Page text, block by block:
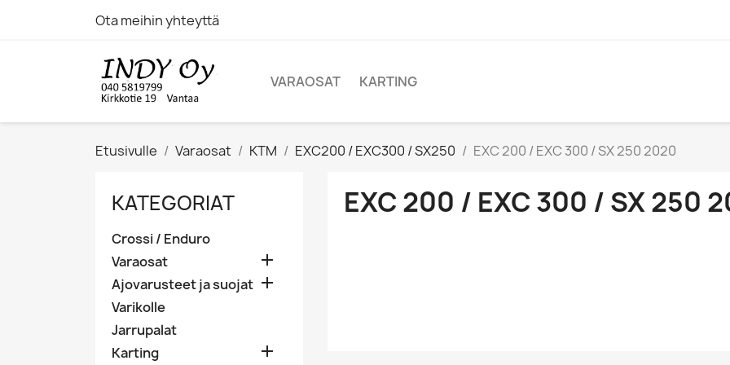
Ota meihin yhteyttä
VARAOSAT KARTING
Etusivulle Varaosat KTM EXC200 / EXC300 / SX250 EXC 200 / EXC 300 / SX 250 2020
KATEGORIAT
Crossi / Enduro
Varaosat

Ajovarusteet ja suojat 
Varikolle
Jarrupalat
Karting

EXC 200 / EXC 300 / SX 250